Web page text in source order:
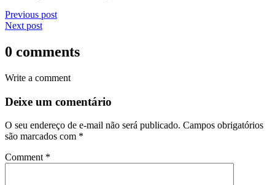
Previous post
Next post
0 comments
Write a comment
Deixe um comentário
O seu endereço de e-mail não será publicado. Campos obrigatórios
são marcados com *
Comment *